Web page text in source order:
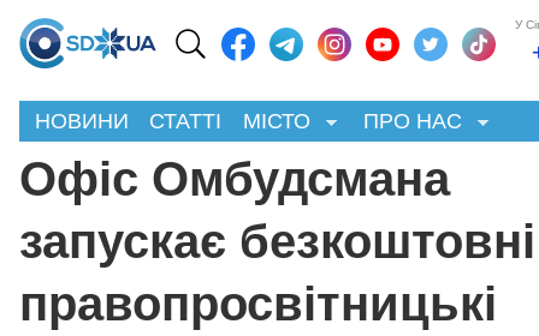
У
НОВИНИ СТАТТІ МІСТО ПРО НАС
Офіс Омбудсмана
запускає безкоштовні
правопросвітницькі